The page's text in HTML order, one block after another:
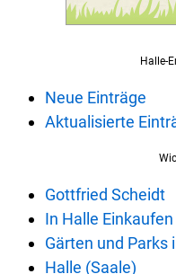
Halle-
Neue Einträge
Aktualisierte
Gottfried Scheidt
In Halle Einkaufen
Gärten und Parks
Halle (Saale)